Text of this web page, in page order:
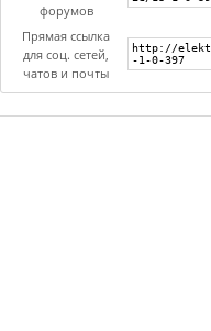
форумов
Прямая ссылка
для соц. сетей,
чатов и почты